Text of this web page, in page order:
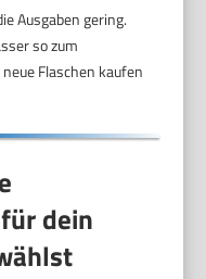
Ausgaben gering.
so zum
Flaschen kaufen
dein